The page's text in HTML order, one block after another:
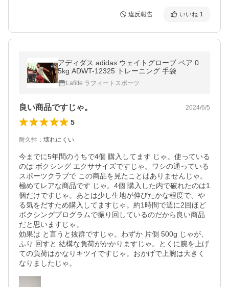
違反報告 いいね 1
アディダス adidas ウェイトグローブ ペア 0.
5kg ADWT-12325 トレーニング 手袋
Lafitte ラフィートスポーツ
良い商品ですじゃ。 2024/6/5
5
耐久性 ： 壊れにくい
今までに5年間のうちで4個 購入してます じゃ。使っている
のは ボクシング エクササイズですじゃ。ワシの通っている
スポーツクラブで この商品を見たことはありませんじゃ。
極めてレアな商品です じゃ。4個 購入した内で破れたのは1
個だけですじゃ。あとは少し生地が伸びたかな程度で、や
る気をだすため購入してますじゃ。約1時間で週に2回ほど
ボクシングプログラムで振り回しているのだから良い商品
だと思いますじゃ。
効果は と言うと抜群ですじゃ。わずか 片側 500g じゃが、
ふり 回すと 結構な負荷がかかりますじゃ。とくに腕を上げ
ての負荷はかなりキツイですじゃ。おかげで上腕は大きく
なりましたじゃ。